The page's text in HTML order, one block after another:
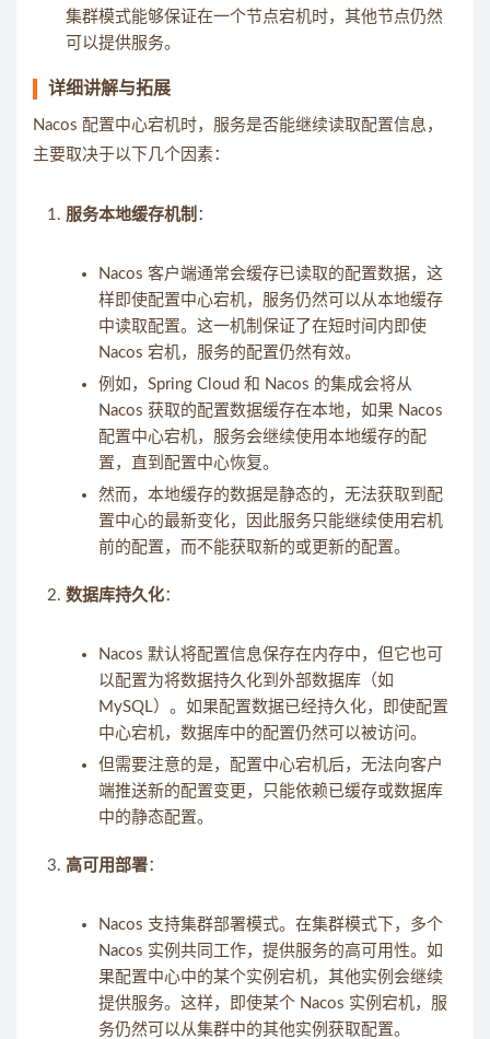
集群模式能够保证在一个节点宕机时，其他节点仍然
可以提供服务。
详细讲解与拓展
Nacos 配置中心宕机时，服务是否能继续读取配置信息，
主要取决于以下几个因素：
服务本地缓存机制 ：
Nacos 客户端通常会缓存已读取的配置数据，这
样即使配置中心宕机，服务仍然可以从本地缓存
中读取配置。这一机制保证了在短时间内即使
Nacos 宕机，服务的配置仍然有效。
例如，Spring Cloud 和 Nacos 的集成会将从
Nacos 获取的配置数据缓存在本地，如果 Nacos
配置中心宕机，服务会继续使用本地缓存的配
置，直到配置中心恢复。
然而，本地缓存的数据是静态的，无法获取到配
置中心的最新变化，因此服务只能继续使用宕机
前的配置，而不能获取新的或更新的配置。
数据库持久化：
Nacos 默认将配置信息保存在内存中，但它也可
以配置为将数据持久化到外部数据库（如
MySQL）。如果配置数据已经持久化，即使配置
中心宕机，数据库中的配置仍然可以被访问。
但需要注意的是，配置中心宕机后，无法向客户
端推送新的配置变更，只能依赖已缓存或数据库
中的静态配置。
高可用部署：
Nacos 支持集群部署模式。在集群模式下，多个
Nacos 实例共同工作，提供服务的高可用性。如
果配置中心中的某个实例宕机，其他实例会继续
提供服务。这样，即使某个 Nacos 实例宕机，服
务仍然可以从集群中的其他实例获取配置。